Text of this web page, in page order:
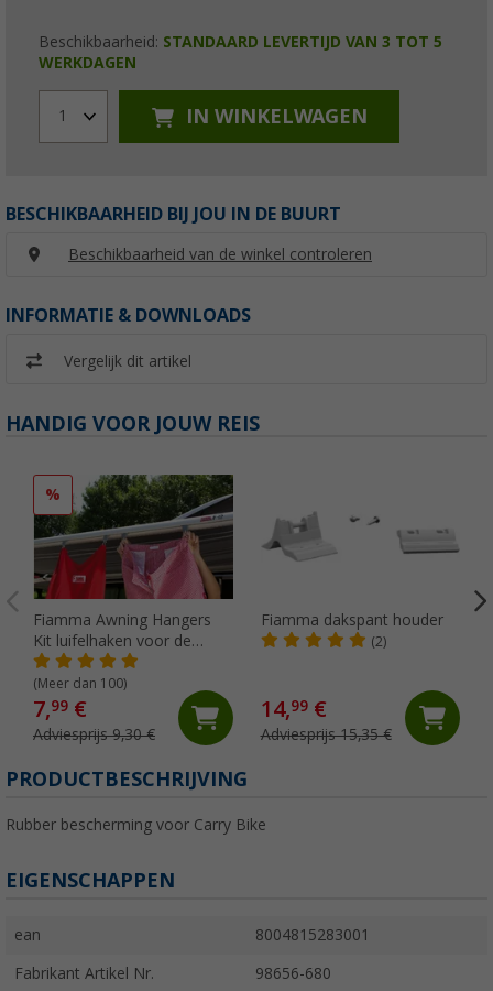
Beschikbaarheid: STANDAARD LEVERTIJD VAN 3 TOT 5
WERKDAGEN
1 IN WINKELWAGEN
BESCHIKBAARHEID BIJ JOU IN DE BUURT
Beschikbaarheid van de winkel controleren
INFORMATIE & DOWNLOADS
Vergelijk dit artikel
HANDIG VOOR JOUW REIS
%
Fiamma Awning Hangers
Kit luifelhaken voor de
peesgeleider
(Meer dan 100)
7,99 €
Adviesprijs 9,30 €
Fiamma dakspant houder
(2)
14,99€
Adviesprijs 15,35 €
PRODUCTBESCHRIJVING
Rubber bescherming voor Carry Bike
EIGENSCHAPPEN
ean 8004815283001
Fabrikant Artikel Nr. 98656-680